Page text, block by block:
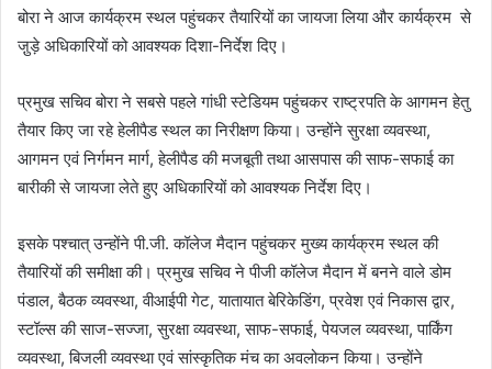
बोरा ने आज कार्यक्रम स्थल पहुंचकर तैयारियों का जायजा लिया और कार्यक्रम से
जु़ड़े अधिकारियों को आवश्यक दिशा-निर्देश दिए।
प्रमुख सचिव बोरा ने सबसे पहले गांधी स्टेडियम पहुंचकर राष्ट्रपति के आगमन हेतु
तैयार किए जा रहे हेलीपैड स्थल का निरीक्षण किया। उन्होंने सुरक्षा व्यवस्था,
आगमन एवं निर्गमन मार्ग, हेलीपैड की मजबूती तथा आसपास की साफ-सफाई का
बारीकी से जायजा लेते हुए अधिकारियों को आवश्यक निर्देश दिए।
इसके पश्चात् उन्होंने पी.जी. कॉलेज मैदान पहुंचकर मुख्य कार्यक्रम स्थल की
तैयारियों की समीक्षा की। प्रमुख सचिव ने पीजी कॉलेज मैदान में बनने वाले डोम
पंडाल, बैठक व्यवस्था, वीआईपी गेट, यातायात बेरिकेडिंग, प्रवेश एवं निकास द्वार,
स्टॉल्स की साज-सज्जा, सुरक्षा व्यवस्था, साफ-सफाई, पेयजल व्यवस्था, पार्किंग
व्यवस्था, बिजली व्यवस्था एवं सांस्कृतिक मंच का अवलोकन किया। उन्होंने